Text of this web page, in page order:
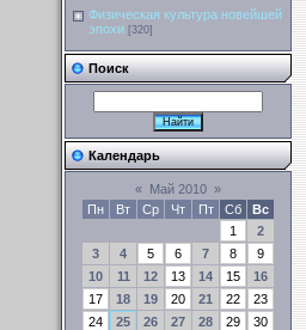
Физическая культура новейшей
эпохи [320]
Поиск
Календарь
« Май 2010 »
Пн
Вт Ср Чт Пт Сб
Вс
1
2
3
4 5 6 7 8
9
10
11 12 13 14 15
16
17
18 19 20 21 22
23
24
25 26 27 28 29
30